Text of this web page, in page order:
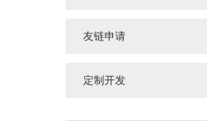
577125669@qq.com
友链申请
请加好本站链接后，
定制开发